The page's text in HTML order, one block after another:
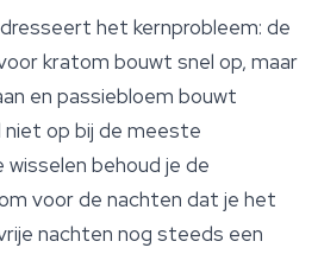
het kernprobleem: de
kratom bouwt snel op, maar
en passiebloem bouwt
niet op bij de meeste
behoud je de
voor de nachten dat je het
nachten nog steeds een